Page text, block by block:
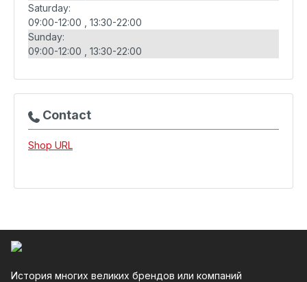
Saturday:
09:00-12:00
13:30-22:00
Sunday:
09:00-12:00
13:30-22:00
Contact
Shop URL
История многих великих брендов или компаний